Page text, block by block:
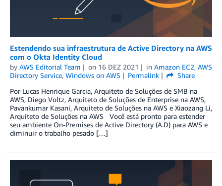
Estendendo sua infraestrutura de Active Directory na AWS
com o Okta Identity Cloud
by AWS Editorial Team on 16 DEZ 2021 in Amazon EC2, AWS
Directory Service, Windows on AWS Permalink
Share
Por Lucas Henrique Garcia, Arquiteto de Soluções de SMB na
AWS, Diego Voltz, Arquiteto de Soluções de Enterprise na AWS,
Pavankumar Kasani, Arquiteto de Soluções na AWS e Xiaozang Li,
Arquiteto de Soluções na AWS Você está pronto para estender
seu ambiente On-Premises de Active Directory (A.D) para AWS e
diminuir o trabalho pesado […]